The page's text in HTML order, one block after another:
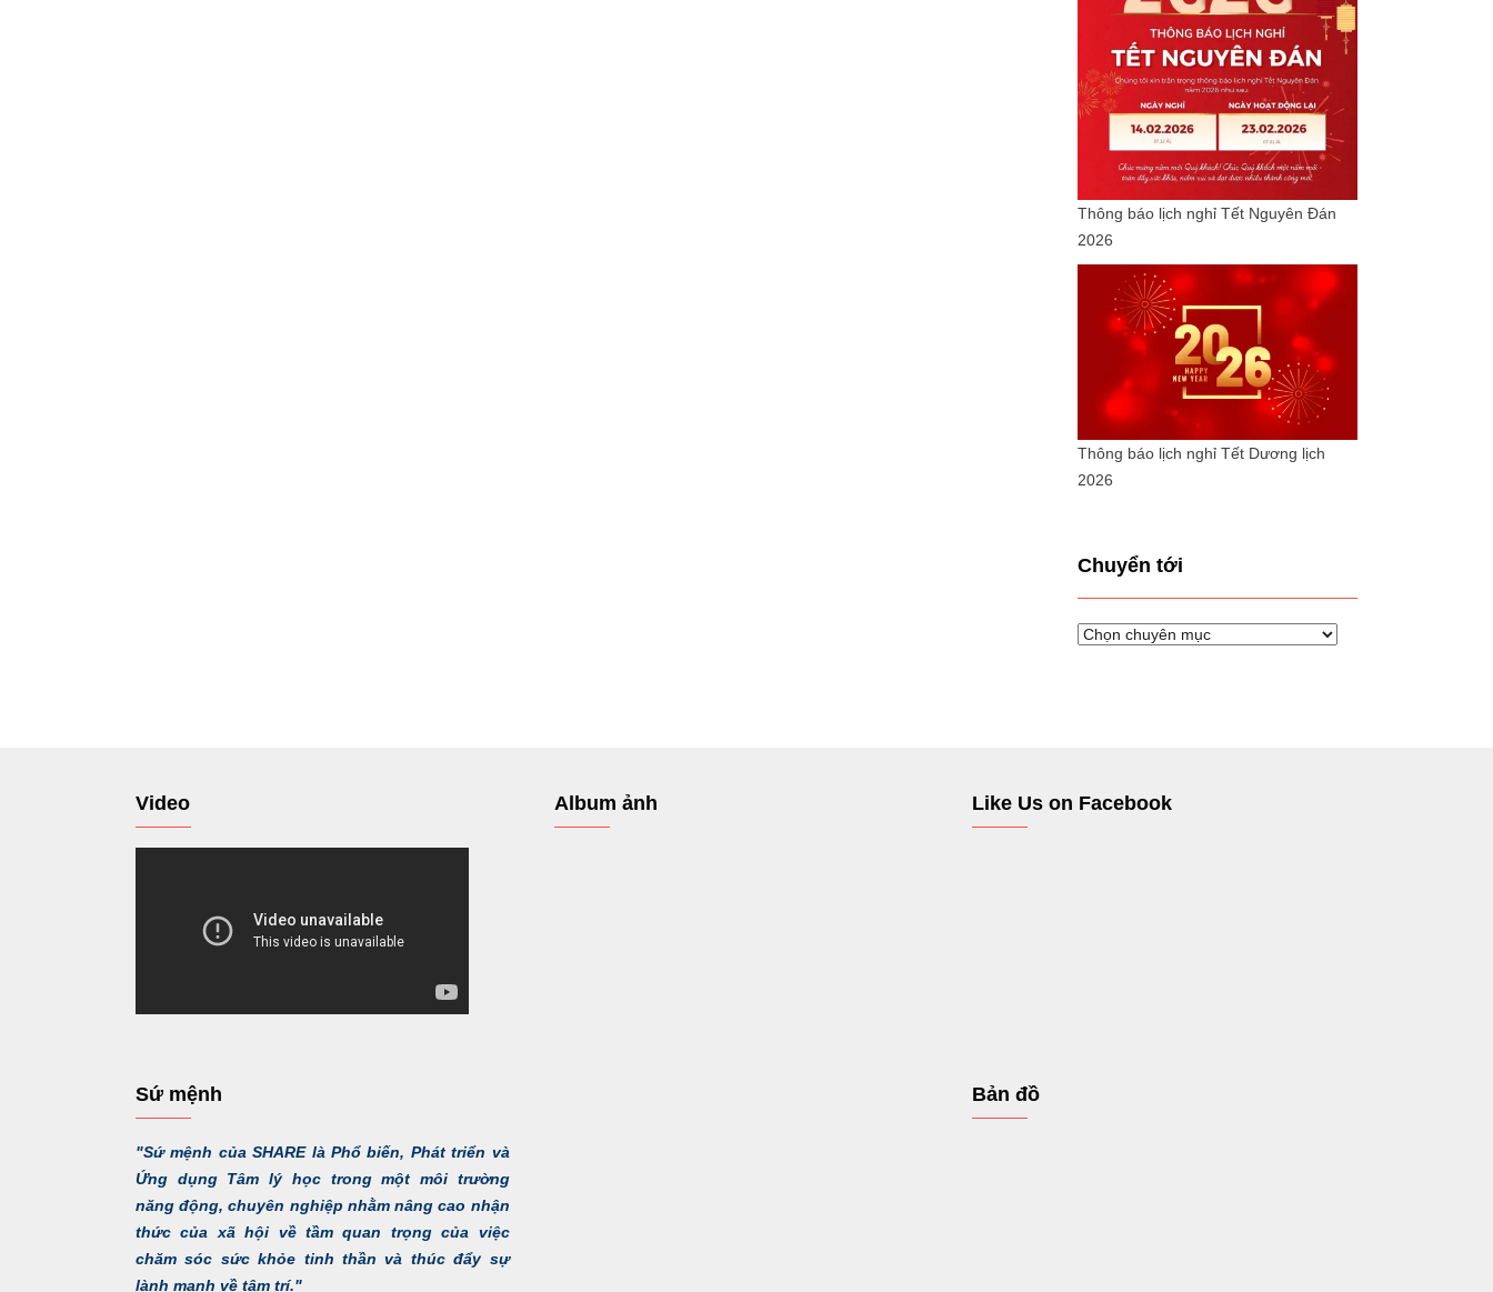
Thông báo lịch nghỉ Tết Nguyên Đán
2026
Thông báo lịch nghỉ Tết Dương lịch
2026
Chuyển tới
Chuyển
Video
Sứ mệnh
"Sứ mệnh của SHARE là Phổ biến, Phát triển và
Ứng dụng Tâm lý học trong một môi trường
năng động, chuyên nghiệp nhằm nâng cao nhận
thức của xã hội về tầm quan trọng của việc
chăm sóc sức khỏe tinh thần và thúc đẩy sự
lành mạnh về tâm trí."
Album ảnh Like Us on Facebook
Bản đồ